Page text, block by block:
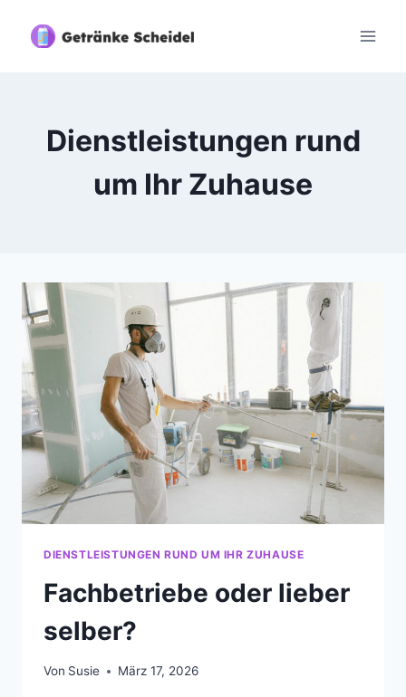
Inhalt
Dienstleistungen rund
um Ihr Zuhause
DIENSTLEISTUNGEN RUND UM IHR ZUHAUSE
Fachbetriebe oder lieber
selber?
Von Susie März 17, 2026